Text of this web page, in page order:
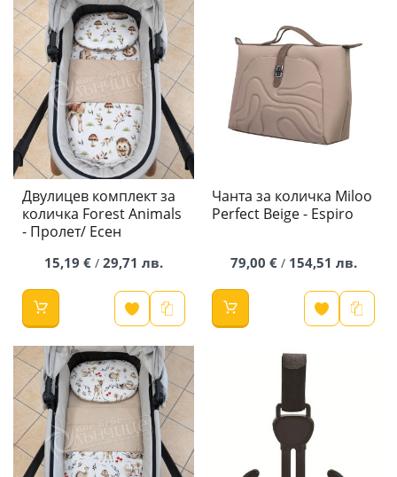
Двулицев комплект за
количка Forest Animals
- Пролет/ Есен
15,19 € / 29,71 лв.
Чанта за количка Miloo
Perfect Beige - Espiro
79,00 €/ 154,51 лв.